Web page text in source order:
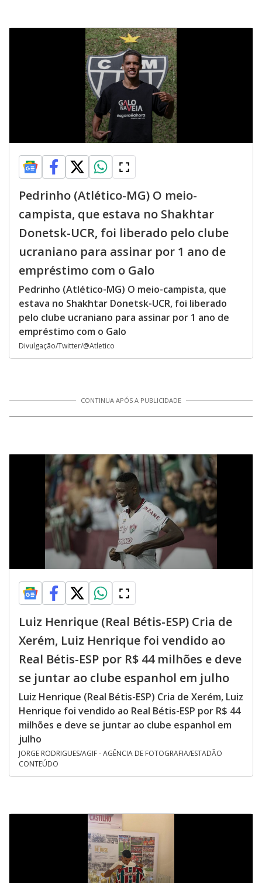
Pedrinho (Atlético-MG) O meio-
campista, que estava no Shakhtar
Donetsk-UCR, foi liberado pelo clube
ucraniano para assinar por 1 ano de
empréstimo com o Galo
Pedrinho (Atlético-MG) O meio-campista, que
estava no Shakhtar Donetsk-UCR, foi liberado
pelo clube ucraniano para assinar por 1 ano de
empréstimo com o Galo
Divulgação/Twitter/@Atletico
CONTINUA APÓS A PUBLICIDADE
Luiz Henrique (Real Bétis-ESP) Cria de
Xerém, Luiz Henrique foi vendido ao
Real Bétis-ESP por R$ 44 milhões e deve
se juntar ao clube espanhol em julho
Luiz Henrique (Real Bétis-ESP) Cria de Xerém, Luiz
Henrique foi vendido ao Real Bétis-ESP por R$ 44
milhões e deve se juntar ao clube espanhol em
julho
JORGE RODRIGUES/AGIF - AGÊNCIA DE FOTOGRAFIA/ESTADÃO
CONTEÚDO